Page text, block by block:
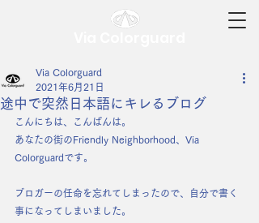
途中で突然日本語にキレるブログ
Via Colorguard
2021年6月21日
こんにちは、こんばんは。
あなたの街のFriendly Neighborhood、Via
Colorguardです。
ブロガーの任命を忘れてしまったので、自分で書く
事になってしまいました。